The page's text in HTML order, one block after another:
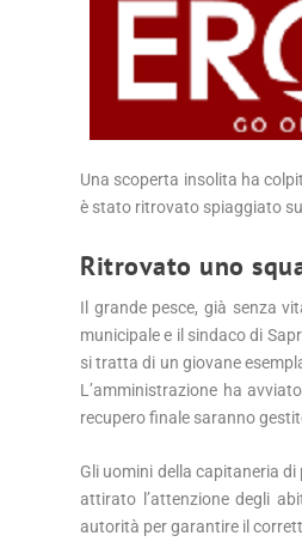
Una scoperta insolita ha
è stato ritrovato spiaggiato
Ritrovato uno
Il grande pesce, già senza
municipale e il sindaco di
si tratta di un giovane
L’amministrazione ha
recupero finale saranno
Gli uomini della capitaneria
attirato l’attenzione degli
autorità per garantire il